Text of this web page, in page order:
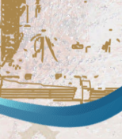
أحدث الإضافات ...